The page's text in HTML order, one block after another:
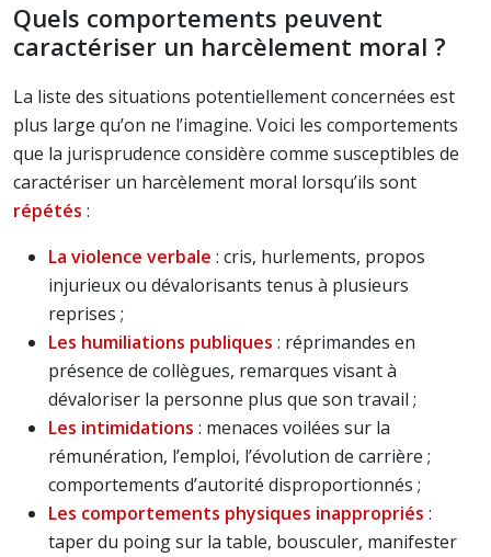
Quels comportements peuvent
caractériser un harcèlement moral ?
La liste des situations potentiellement concernées est
plus large qu’on ne l’imagine. Voici les comportements
que la jurisprudence considère comme susceptibles de
caractériser un harcèlement moral lorsqu’ils sont
répétés :
La violence verbale : cris, hurlements, propos
injurieux ou dévalorisants tenus à plusieurs
reprises ;
Les humiliations publiques : réprimandes en
présence de collègues, remarques visant à
dévaloriser la personne plus que son travail ;
Les intimidations : menaces voilées sur la
rémunération, l’emploi, l’évolution de carrière ;
comportements d’autorité disproportionnés ;
Les comportements physiques inappropriés :
taper du poing sur la table, bousculer, manifester